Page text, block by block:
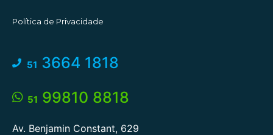
Política de Privacidade
51 3664 1818
51 99810 8818
Av. Benjamin Constant, 629